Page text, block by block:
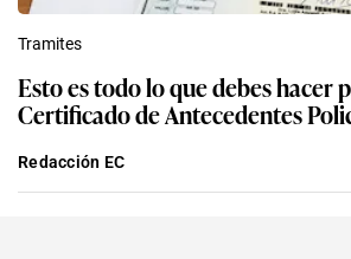
Tramites
Esto es todo lo que debes hacer
Certificado de Antecedentes
Redacción EC